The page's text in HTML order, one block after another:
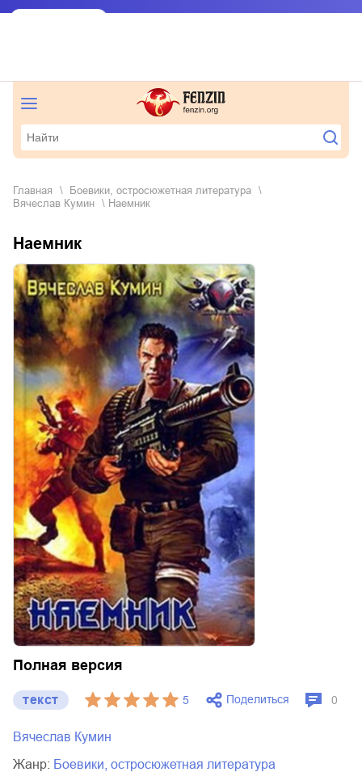
Главная
боевики, остросюжетная литература
Вячеслав Кумин
Наемник
Наемник
Полная версия
текст 5 Поделиться 0
Вячеслав Кумин
Жанр:
боевики, остросюжетная литература